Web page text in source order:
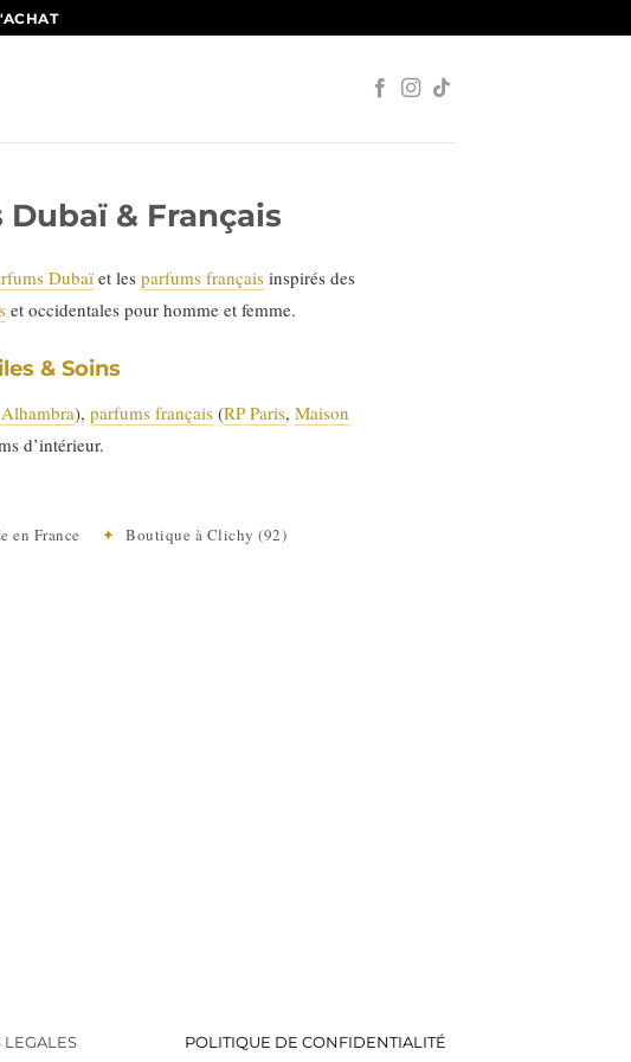
& Français
Dubaïet les parfums françaisinspirés des
et occidentales pour homme et femme.
& Soins
), parfums français (RP Paris, Maison
d’intérieur.
en France ✦ Boutique à Clichy (92)
POLITIQUE DE CONFIDENTIALITÉ